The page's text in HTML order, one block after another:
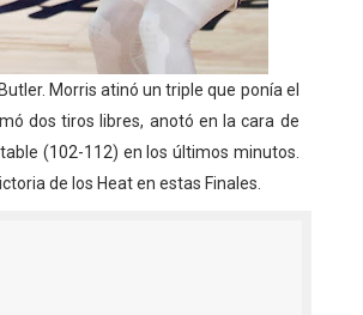
Morris atinó un triple que ponía el
dos tiros libres, anotó en la cara de
(102-112) en los últimos minutos.
de los Heat en estas Finales.